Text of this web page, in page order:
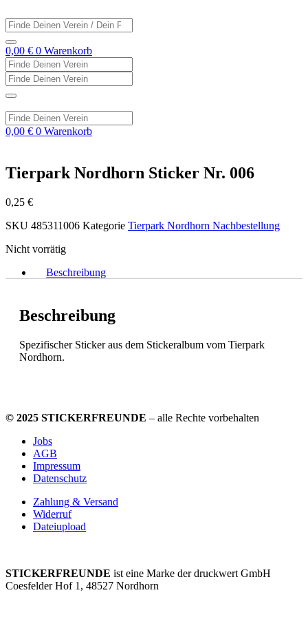
Inhalt
springen
Search
...
0,00 € 0 Warenkorb
Search
...Search
...
Search
...
0,00 € 0 Warenkorb
Tierpark Nordhorn Sticker Nr. 006
0,25 €
SKU 485311006 Kategorie Tierpark Nordhorn Nachbestellung
Nicht vorrätig
Beschreibung
Beschreibung
Spezifischer Sticker aus dem Stickeralbum vom Tierpark
Nordhorn.
© 2025 STICKERFREUNDE – alle Rechte vorbehalten
Jobs
AGB
Impressum
Datenschutz
Zahlung & Versand
Widerruf
Dateiupload
STICKERFREUNDE ist eine Marke der druckwert GmbH
Coesfelder Hof 1, 48527 Nordhorn